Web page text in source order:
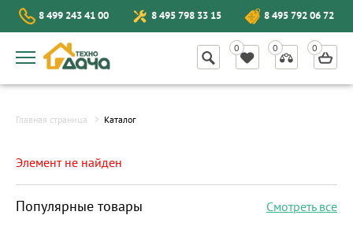
8 499 243 41 00 8 495 798 33 15 8 495 792 06 72
Главная страница Каталог
Элемент не найден
Популярные товары Смотреть все